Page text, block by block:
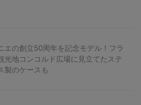
エの創立50周年を記念モデル！フラ
光地コンコルド広場に見立てたステ
製のケースも